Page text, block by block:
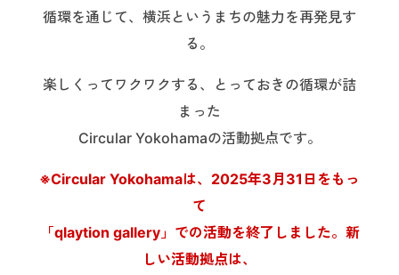
循環を通じて、横浜というまちの魅力を再発見す
る。
楽しくってワクワクする、とっておきの循環が詰
まった
Circular Yokohamaの活動拠点です。
※Circular Yokohamaは、2025年3月31日をもっ
て
「qlaytion gallery」での活動を終了しました。 新
しい活動拠点は、